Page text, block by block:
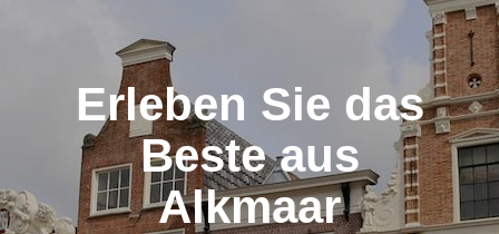
Erleben Sie das
Beste aus
Alkmaar